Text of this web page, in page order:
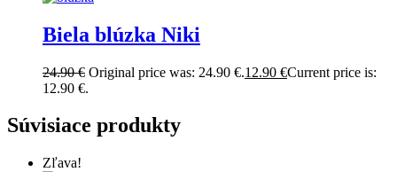
Biela blúzka Niki
24.90€ Original price was: 24.90 €.12.90 €Current price is:
12.90 €.
Súvisiace produkty
Zľava!